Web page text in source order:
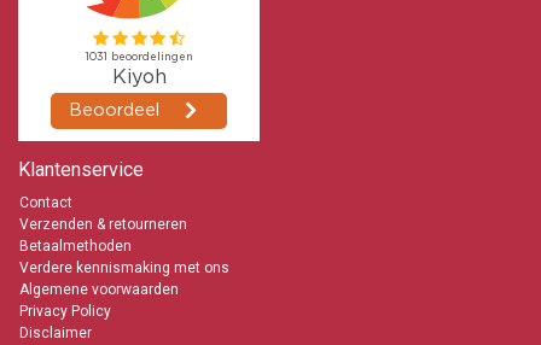
Klantenservice
Contact
Verzenden & retourneren
Betaalmethoden
Verdere kennismaking met ons
Algemene voorwaarden
Privacy Policy
Disclaimer